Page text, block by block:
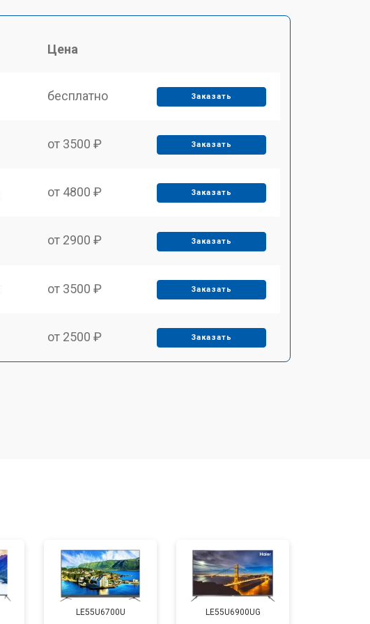
Цена
бесплатно Заказать
от 3500 ₽ Заказать
от 4800 ₽ Заказать
от 2900 ₽ Заказать
от 3500 ₽ Заказать
от 2500 ₽ Заказать
от 2600 ₽ Заказать
LE55U6700U LE55U6900UG